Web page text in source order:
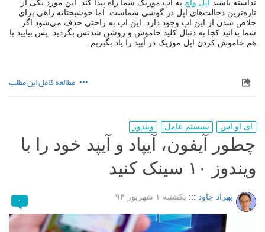
نداشته باشید اپل واچ به اپ موزیک شما راه پیدا کند. این مورد یکی از
تازه‌ترین دخالت‌های اپل در گوشی شماست. اما خوشبختانه راهی برای
خلاص شدن از این اپ وجود دارد. این اپ به راحتی حذف می‌شود اگر
شما بدانید کجا به دنبال کلید خاموش و روشن شدنش بگردید. پس بیایید با
هم خاموش کردن اپل موزیک در آیپد را یاد بگیریم.
مطالعه کامل این مطلب
ای او اس سیستم عامل ویندوز
چطور آیفون، آیپاد و آیپد خود را با
ویندوز ۱۰ سینک کنید
بهراد جاود ::: یکشنبه ۱ شهریور ۹۴ ۰